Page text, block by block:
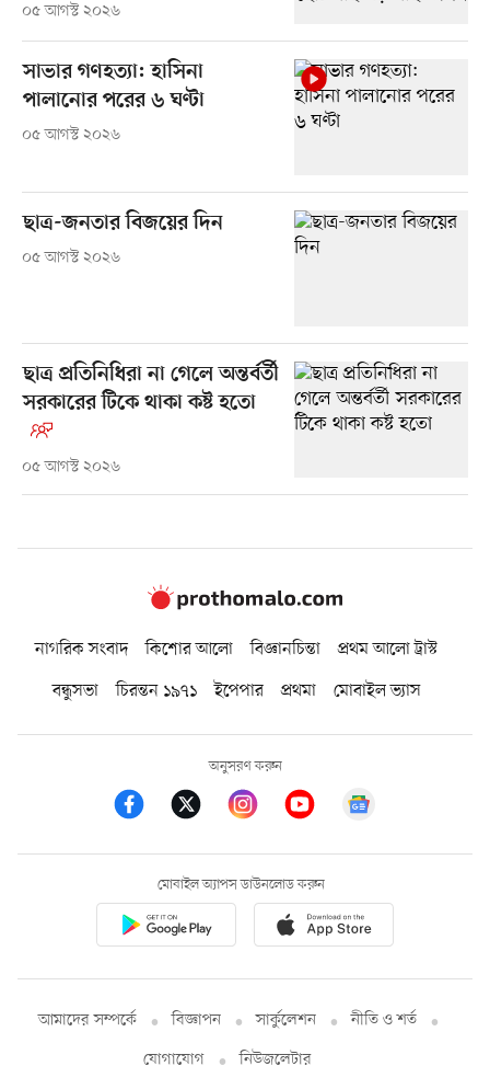
০৫ আগস্ট ২০২৬
সাভার গণহত্যা: হাসিনা
পালানোর পরের ৬ ঘণ্টা
০৫ আগস্ট ২০২৬
ছাত্র-জনতার বিজয়ের দিন
০৫ আগস্ট ২০২৬
ছাত্র প্রতিনিধিরা না গেলে অন্তর্বর্তী
সরকারের টিকে থাকা কষ্ট হতো
০৫ আগস্ট ২০২৬
নাগরিক সংবাদ কিশোর আলো বিজ্ঞানচিন্তা
প্রথম আলো ট্রাস্ট
বন্ধুসভা
চিরন্তন ১৯৭১ ইপেপার প্রথমা মোবাইল ভ্যাস
অনুসরণ করুন
মোবাইল অ্যাপস ডাউনলোড করুন
আমাদের সম্পর্কে বিজ্ঞাপন সার্কুলেশন
নীতি ও শর্ত
যোগাযোগ
নিউজলেটার